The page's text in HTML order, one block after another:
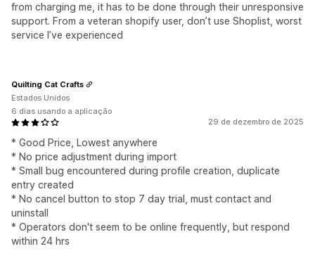
from charging me, it has to be done through their unresponsive
support. From a veteran shopify user, don’t use Shoplist, worst
service I’ve experienced
29 de dezembro de 2025
* Good Price, Lowest anywhere
* No price adjustment during import
* Small bug encountered during profile creation, duplicate
entry created
* No cancel button to stop 7 day trial, must contact and
uninstall
* Operators don't seem to be online frequently, but respond
within 24 hrs
Quilting Cat Crafts
Estados Unidos
6 dias usando a aplicação